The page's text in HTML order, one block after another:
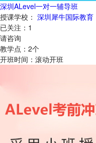
深圳ALevel一对一辅导班
授课学校： 深圳犀牛国际教育
已关注： 1
请咨询
教学点： 2个
开班时间： 滚动开班